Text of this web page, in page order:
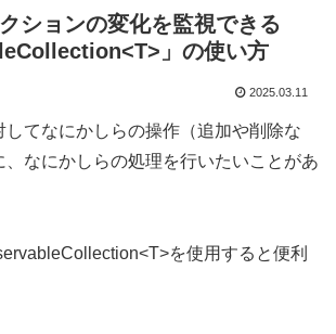
クションの変化を監視できる
」の使い方
2025.03.11
してなにかしらの操作（追加や削除な
、なにかしらの処理を行いたいことがあ
を使用すると便利